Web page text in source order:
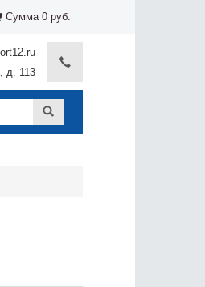
Сумма 0 руб.
д. 113